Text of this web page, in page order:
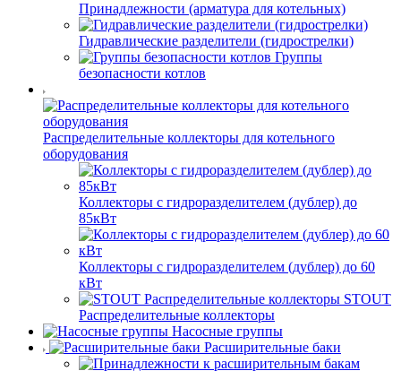
Принадлежности (арматура для котельных)
Гидравлические разделители (гидрострелки)
Группы
безопасности котлов
Распределительные коллекторы для котельного
оборудования
Коллекторы с гидроразделителем (дублер) до
85кВт
Коллекторы с гидроразделителем (дублер) до 60
кВт
STOUT
Распределительные коллекторы
Насосные группы
Расширительные баки